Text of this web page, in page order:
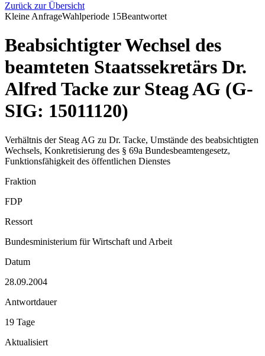
Zurück zur Übersicht
Kleine AnfrageWahlperiode 15Beantwortet
Beabsichtigter Wechsel des
beamteten Staatssekretärs Dr.
Alfred Tacke zur Steag AG (G-
SIG: 15011120)
Verhältnis der Steag AG zu Dr. Tacke, Umstände des beabsichtigten
Wechsels, Konkretisierung des § 69a Bundesbeamtengesetz,
Funktionsfähigkeit des öffentlichen Dienstes
Fraktion
FDP
Ressort
Bundesministerium für Wirtschaft und Arbeit
Datum
28.09.2004
Antwortdauer
19 Tage
Aktualisiert